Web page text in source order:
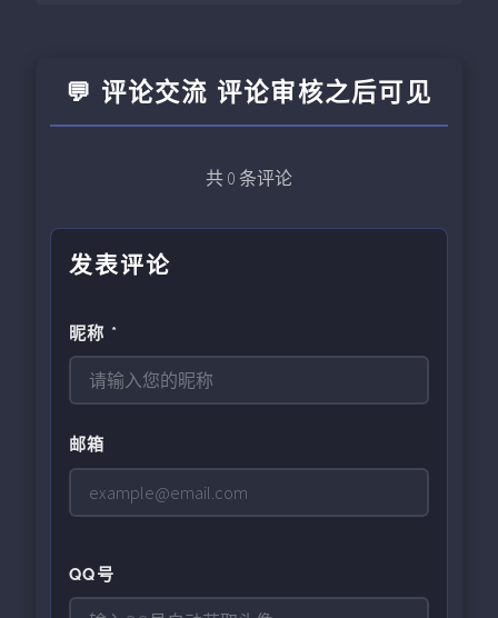
💬 评论交流 评论审核之后可见
共 0 条评论
发表评论
昵称 *
邮箱
QQ号